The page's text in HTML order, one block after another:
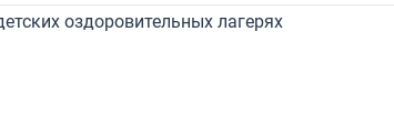
оздоровительных лагерях